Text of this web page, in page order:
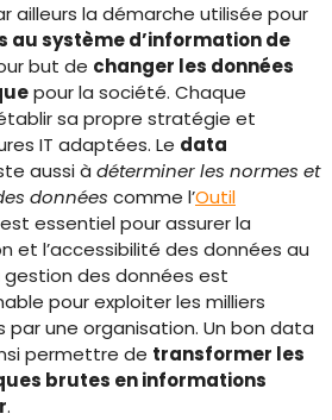
ailleurs la démarche utilisée pour
au système d’information de
but de changer les données
pour la société. Chaque
sa propre stratégie et
IT adaptées. Le data
aussi à déterminer les normes et
données comme l’Outil
essentiel pour assurer la
et l’accessibilité des données au
gestion des données est
pour exploiter les milliers
par une organisation. Un bon data
permettre de transformer les
brutes en informations
.